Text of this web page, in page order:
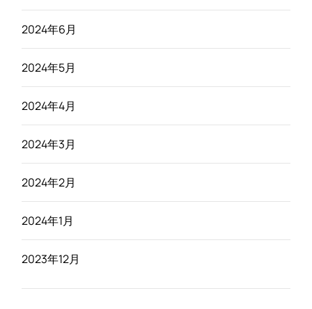
2024年6月
2024年5月
2024年4月
2024年3月
2024年2月
2024年1月
2023年12月